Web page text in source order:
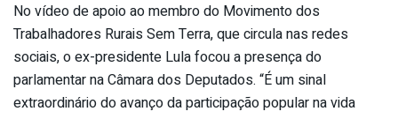
No vídeo de apoio ao membro do Movimento dos
Trabalhadores Rurais Sem Terra, que circula nas redes
sociais, o ex-presidente Lula focou a presença do
parlamentar na Câmara dos Deputados. “É um sinal
extraordinário do avanço da participação popular na vida